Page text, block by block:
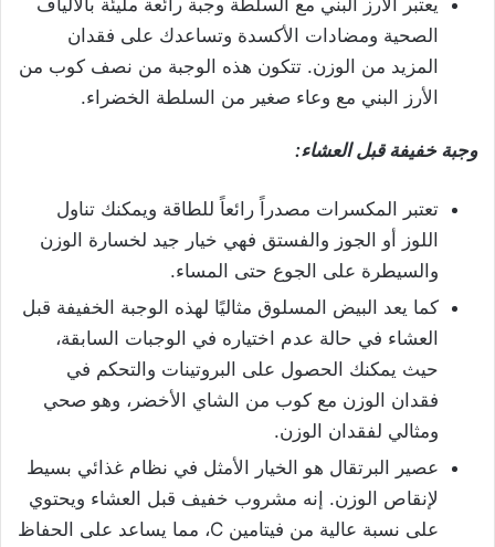
الصحية ومضادات الأكسدة وتساعدك على فقدان
المزيد من الوزن. تتكون هذه الوجبة من نصف كوب من
الأرز البني مع وعاء صغير من السلطة الخضراء.
وجبة خفيفة قبل العشاء:
تعتبر المكسرات مصدراً رائعاً للطاقة ويمكنك تناول
اللوز أو الجوز والفستق فهي خيار جيد لخسارة الوزن
والسيطرة على الجوع حتى المساء.
كما يعد البيض المسلوق مثاليًا لهذه الوجبة الخفيفة قبل
العشاء في حالة عدم اختياره في الوجبات السابقة،
حيث يمكنك الحصول على البروتينات والتحكم في
فقدان الوزن مع كوب من الشاي الأخضر، وهو صحي
ومثالي لفقدان الوزن.
عصير البرتقال هو الخيار الأمثل في نظام غذائي بسيط
لإنقاص الوزن. إنه مشروب خفيف قبل العشاء ويحتوي
على نسبة عالية من فيتامين C، مما يساعد على الحفاظ